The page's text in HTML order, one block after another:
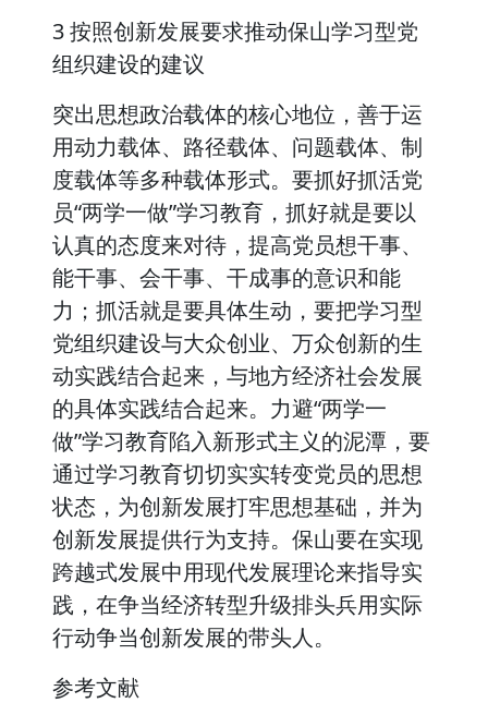
3 按照创新发展要求推动保山学习型党
组织建设的建议
突出思想政治载体的核心地位，善于运
用动力载体、路径载体、问题载体、制
度载体等多种载体形式。要抓好抓活党
员“两学一做”学习教育，抓好就是要以
认真的态度来对待，提高党员想干事、
能干事、会干事、干成事的意识和能
力；抓活就是要具体生动，要把学习型
党组织建设与大众创业、万众创新的生
动实践结合起来，与地方经济社会发展
的具体实践结合起来。力避“两学一
做”学习教育陷入新形式主义的泥潭，要
通过学习教育切切实实转变党员的思想
状态，为创新发展打牢思想基础，并为
创新发展提供行为支持。保山要在实现
跨越式发展中用现代发展理论来指导实
践，在争当经济转型升级排头兵用实际
行动争当创新发展的带头人。
参考文献